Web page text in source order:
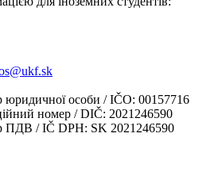
юридичної особи / IČO: 00157716
номер / DIČ: 2021246590
ПДВ / IČ DPH: SK 2021246590